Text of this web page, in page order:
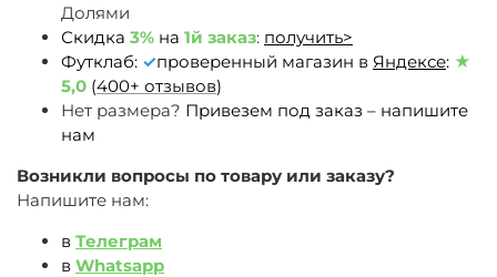
Долями
Скидка 3% на 1й заказ: получить>
Футклаб: ✓проверенный магазин в Яндексе: ★
5,0 (400+ отзывов)
Нет размера? Привезем под заказ – напишите
нам
Возникли вопросы по товару или заказу?
Напишите нам:
в Телеграм
в Whatsapp